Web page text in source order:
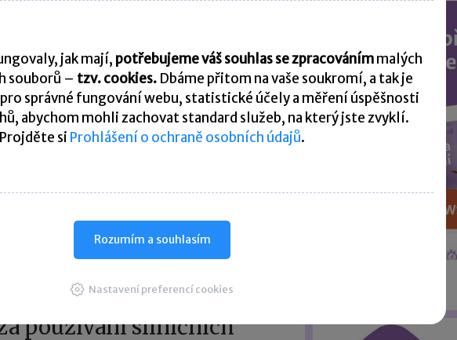
během pracovní cesty, která trvá:
jídla,
jídla.
hmot
oktanů,
oktanů,
používání silničních
jak mají, potřebujeme váš souhlas se zpracovánímmalých
souborů – tzv. cookies. Dbáme přitom na vaše soukromí, a tak je
správné fungování webu, statistické účely a měření úspěšnosti
abychom mohli zachovat standard služeb, na který jste zvyklí.
Projděte si Prohlášení o ochraně osobních údajů.
Rozumím a souhlasím
Nastavení preferencí cookies